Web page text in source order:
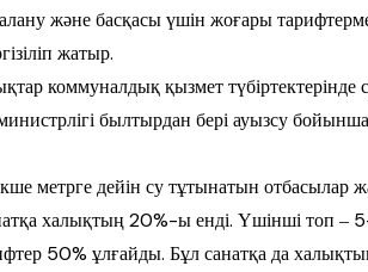
жә­не басқасы үшін жоғары
жатыр.
ком­муналдық қызмет
был­тырдан бері ауызсу бойынша
метрге дейін су тұтынатын отбасылар
халықтың 20%-ы енді. Үшінші топ ‒
50% ұлғай­ды. Бұл санатқа да